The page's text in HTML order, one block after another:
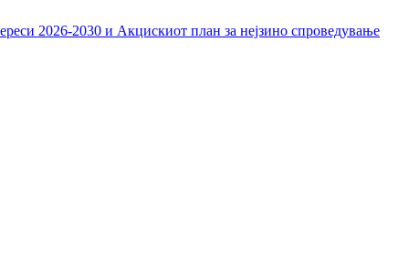
2026-2030 и Акцискиот план за нејзино спроведување